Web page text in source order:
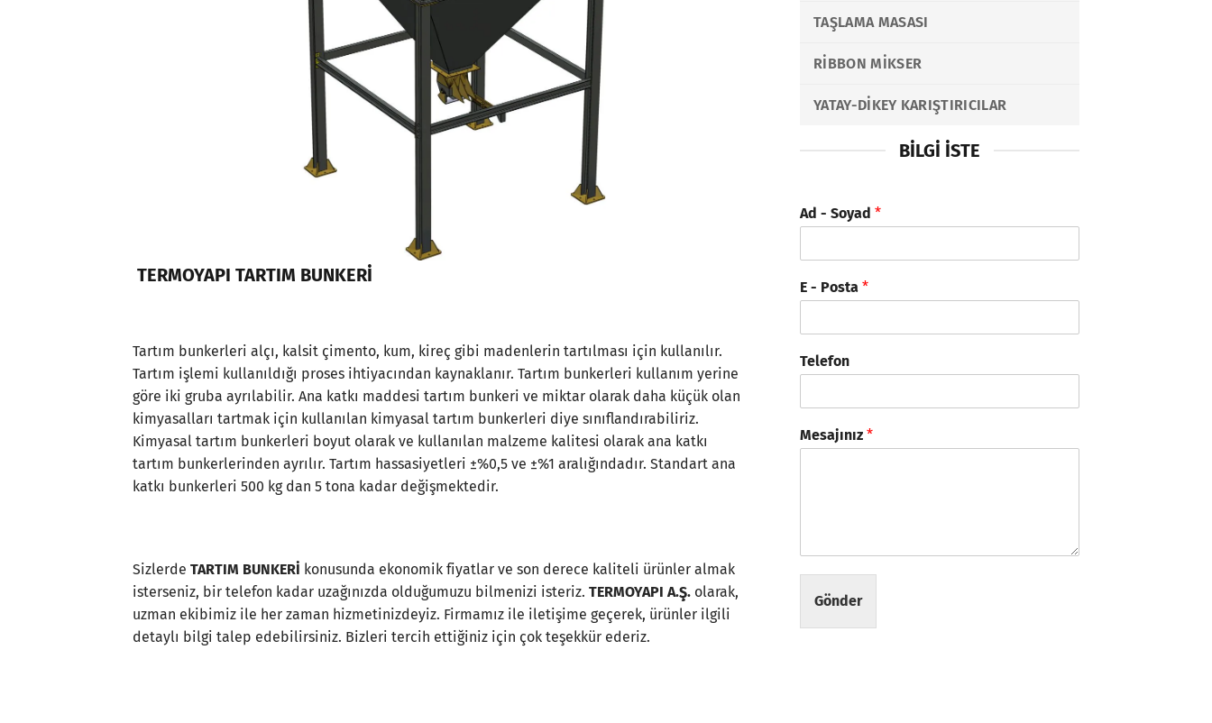
TERMOYAPI TARTIM BUNKERİ
Tartım bunkerleri alçı, kalsit çimento, kum, kireç gibi madenlerin tartılması için kullanılır.
Tartım işlemi kullanıldığı proses ihtiyacından kaynaklanır. Tartım bunkerleri kullanım yerine
göre iki gruba ayrılabilir. Ana katkı maddesi tartım bunkeri ve miktar olarak daha küçük olan
kimyasalları tartmak için kullanılan kimyasal tartım bunkerleri diye sınıflandırabiliriz.
Kimyasal tartım bunkerleri boyut olarak ve kullanılan malzeme kalitesi olarak ana katkı
tartım bunkerlerinden ayrılır. Tartım hassasiyetleri ±%0,5 ve ±%1 aralığındadır. Standart ana
katkı bunkerleri 500 kg dan 5 tona kadar değişmektedir.
Sizlerde TARTIM BUNKERİ konusunda ekonomik fiyatlar ve son derece kaliteli ürünler almak
isterseniz, bir telefon kadar uzağınızda olduğumuzu bilmenizi isteriz. TERMOYAPI A.Ş. olarak,
uzman ekibimiz ile her zaman hizmetinizdeyiz. Firmamız ile iletişime geçerek, ürünler ilgili
detaylı bilgi talep edebilirsiniz. Bizleri tercih ettiğiniz için çok teşekkür ederiz.
TAŞLAMA MASASI
RIBBON MIKSER
YATAY-DIKEY KARIŞTIRICILAR
BILGI İSTE
Ad - Soyad *
E - Posta *
Telefon
Mesajınız *
Gönder